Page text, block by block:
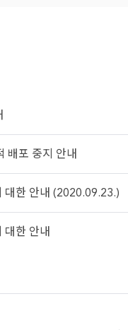
배포 중지 안내
대한 안내 (2020.09.23.)
대한 안내